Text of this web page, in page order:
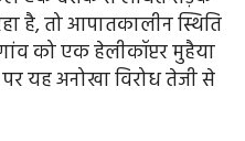
है, तो आपातकालीन स्थिति
को एक हेलीकॉप्टर मुहैया
यह अनोखा विरोध तेजी से